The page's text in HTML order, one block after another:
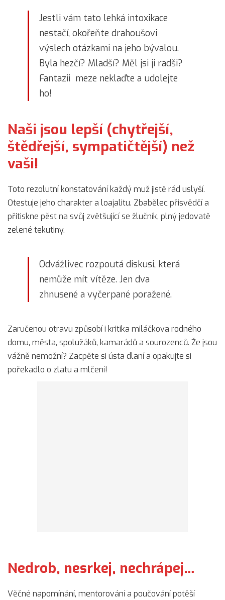
Jestli vám tato lehká intoxikace
nestačí, okořeňte drahoušovi
výslech otázkami na jeho bývalou.
Byla hezčí? Mladší? Měl jsi ji radši?
Fantazii meze neklaďte a udolejte
ho!
Naši jsou lepší (chytřejší,
štědřejší, sympatičtější) než
vaši!
Toto rezolutní konstatování každý muž jistě rád uslyší.
Otestuje jeho charakter a loajalitu. Zbabělec přisvědčí a
přitiskne pěst na svůj zvětšující se žlučník, plný jedovatě
zelené tekutiny.
Odvážlivec rozpoutá diskusi, která
nemůže mít vítěze. Jen dva
zhnusené a vyčerpané poražené.
Zaručenou otravu způsobí i kritika miláčkova rodného
domu, města, spolužáků, kamarádů a sourozenců. Že jsou
vážně nemožní? Zacpěte si ústa dlaní a opakujte si
pořekadlo o zlatu a mlčení!
Nedrob, nesrkej, nechrápej…
Věčné napomínání, mentorování a poučování potěší